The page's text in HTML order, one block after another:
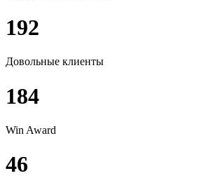
192
Довольные клиенты
184
Win Award
46